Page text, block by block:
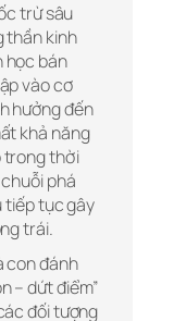
trừ sâu
thần kinh
học bán
vào cơ
hưởng đến
khả năng
trong thời
phá
tiếp tục gây
trái.
con đánh
– dứt điểm”
đối tượng